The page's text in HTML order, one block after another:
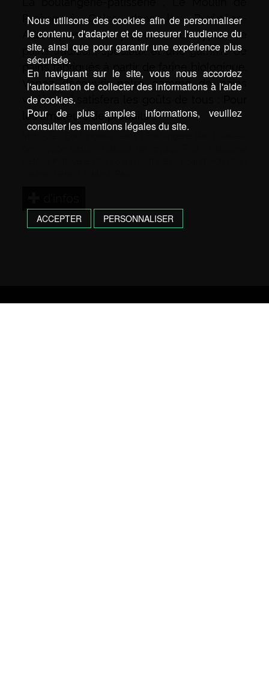
Pyrène à Gelos dans les Pyrénées-
Atlantiques, vous propose tous types de
pains tradition, spéciaux et une gamme de
pains fabriqués à partir de farine biologique.
Venez découvrir notre gamme de pains
variée qui satisfera les goûts de tous : Pour
les amateurs de produits …
Nous utilisons des cookies afin de personnaliser
le contenu, d'adapter et de mesurer l'audience du
site, ainsi que pour garantir une expérience plus
sécurisée.
En naviguant sur le site, vous nous accordez
l'autorisation de collecter des informations à l'aide
de cookies.
Pour de plus amples informations, veuillez
consulter les mentions légales du site.
ACCEPTER PERSONNALISER